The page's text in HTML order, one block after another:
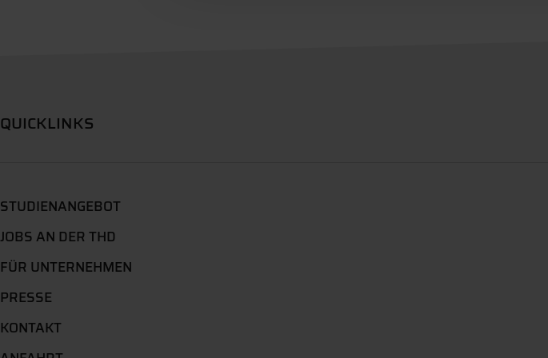
QUICKLINKS
STUDIENANGEBOT
JOBS AN DER THD
FÜR UNTERNEHMEN
PRESSE
KONTAKT